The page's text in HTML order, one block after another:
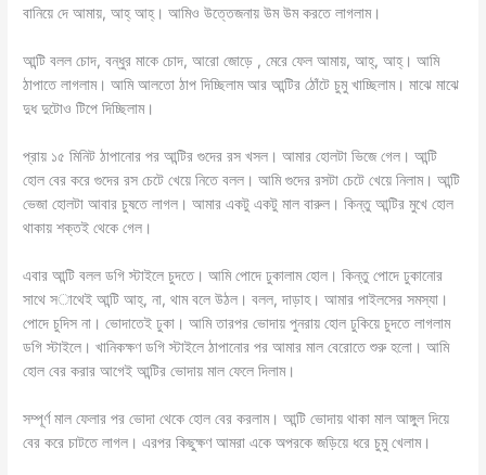
বানিয়ে দে আমায়, আহ্ আহ্। আমিও উত্তেজনায় উম উম করতে লাগলাম।
আন্টি বলল চোদ, বন্ধুর মাকে চোদ, আরো জোড়ে , মেরে ফেল আমায়, আহ্, আহ্। আমি
ঠাপাতে লাগলাম। আমি আলতো ঠাপ দিচ্ছিলাম আর আন্টির ঠোঁটে চুমু খাচ্ছিলাম। মাঝে মাঝে
দুধ দুটোও টিপে দিচ্ছিলাম।
প্রায় ১৫ মিনিট ঠাপানোর পর আন্টির গুদের রস খসল। আমার হোলটা ভিজে গেল। আন্টি
হোল বের করে গুদের রস চেটে খেয়ে নিতে বলল। আমি গুদের রসটা চেটে খেয়ে নিলাম। আন্টি
ভেজা হোলটা আবার চুষতে লাগল। আমার একটু একটু মাল বারুল। কিন্তু আন্টির মুখে হোল
থাকায় শক্তই থেকে গেল।
এবার আন্টি বলল ডগি স্টাইলে চুদতে। আমি পোদে ঢুকালাম হোল। কিন্তু পোদে ঢুকানোর
সাথে সাথেই আন্টি আহ্, না, থাম বলে উঠল। বলল, দাড়াহ। আমার পাইলসের সমস্যা।
পোদে চুদিস না। ভোদাতেই ঢুকা। আমি তারপর ভোদায় পুনরায় হোল ঢুকিয়ে চুদতে লাগলাম
ডগি স্টাইলে। খানিকক্ষণ ডগি স্টাইলে ঠাপানোর পর আমার মাল বেরোতে শুরু হলো। আমি
হোল বের করার আগেই আন্টির ভোদায় মাল ফেলে দিলাম।
সম্পূর্ণ মাল ফেলার পর ভোদা থেকে হোল বের করলাম। আন্টি ভোদায় থাকা মাল আঙ্গুল দিয়ে
বের করে চাটতে লাগল। এরপর কিছুক্ষণ আমরা একে অপরকে জড়িয়ে ধরে চুমু খেলাম।